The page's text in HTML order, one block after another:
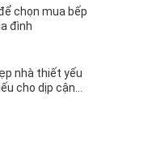
chọn mua bếp
đình
nhà thiết yếu
cho dịp cận